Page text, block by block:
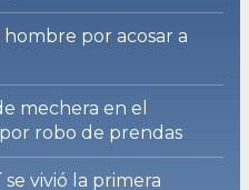
por acosar a
mechera en el
robo de prendas
se vivió la primera